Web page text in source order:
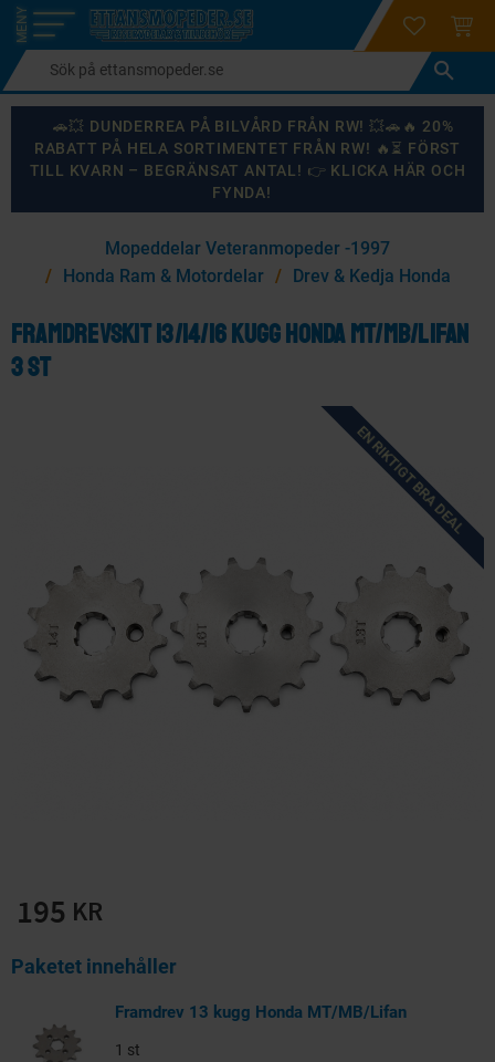
Meny
login
🚗💥 DUNDERREA PÅ BILVÅRD FRÅN RW! 💥🚗🔥 20%
RABATT PÅ HELA SORTIMENTET FRÅN RW! 🔥⏳ FÖRST
TILL KVARN – BEGRÄNSAT ANTAL! 👉 KLICKA HÄR OCH
FYNDA!
KANSKE NÅGON AV DESSA PRODUKTER KAN INTRESSERA
Montage/Arbetshandsk
e Hanvo PE304 1 par
ETH01m
20KR
Solglasögon 5 pack
solnr50-2
125
Mopeddelar Veteranmopeder -1997
Honda Ram & Motordelar
Drev & Kedja Honda
Framdrevskit 13/14/16 kugg Honda MT/MB/Lifan
3 st
EN RIKTIGT BRA DEAL
195 KR
Framdrev 13 kugg Honda MT/MB/Lifan
1 st